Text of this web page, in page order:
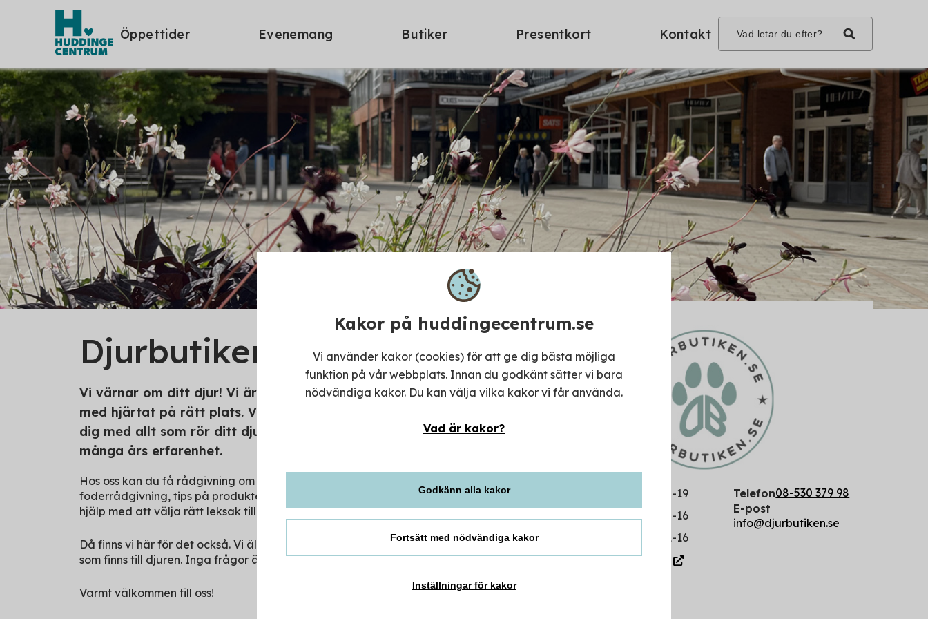
Kakor på huddingecentrum.se
Vi använder kakor (cookies) för att ge dig bästa möjliga
funktion på vår webbplats. Innan du godkänt sätter vi bara
nödvändiga kakor. Du kan välja vilka kakor vi får använda.
Vad är kakor?
Godkänn alla kakor
Fortsätt med nödvändiga kakor
Inställningar för kakor
Öppettider Evenemang Butiker Presentkort Kontakt
Djurbutiken.se
Vi värnar om ditt djur! Vi är en fristående och privatägd djurbutik
med hjärtat på rätt plats. Vi på Djurbutiken brinner för att hjälpa
dig med allt som rör ditt djur, vår personal är alla djurvänner med
många års erfarenhet.
Hos oss kan du få rådgivning om det mest som rör ditt djur. Vi hjälper dig med
foderrådgivning, tips på produkter för pälsvård eller olika tillskott. Behöver du
hjälp med att välja rätt leksak till ditt djur?
Då finns vi här för det också. Vi älskar att vägleda er i djungeln av produkter
som finns till djuren. Inga frågor är för stora eller små.
Varmt välkommen till oss!
10-19
10-16
11-16
Telefon08-530 379 98
E-post
info@djurbutiken.se
Djurbutiken.se